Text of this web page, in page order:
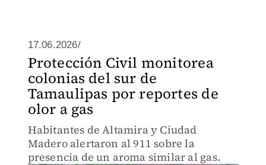
17.06.2026/
Protección Civil monitorea
colonias del sur de
Tamaulipas por reportes de
olor a gas
Habitantes de Altamira y Ciudad
Madero alertaron al 911 sobre la
presencia de un aroma similar al gas.